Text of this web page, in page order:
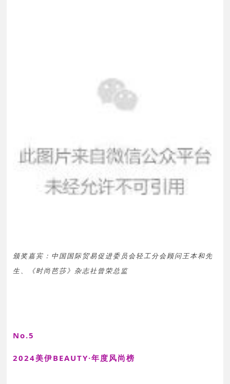
颁奖嘉宾：中国国际贸易促进委员会轻工分会顾问王本和先
生、《时尚芭莎》杂志社曾荣总监
No.5
2024美伊BEAUTY·年度风尚榜